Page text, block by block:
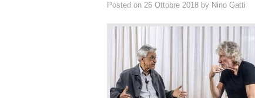
Posted on 26 Ottobre 2018 by Nino Gatti